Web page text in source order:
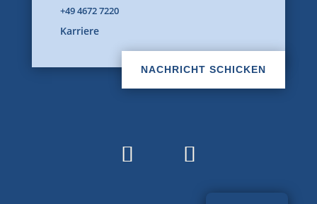
+49 4672 7220
Karriere
NACHRICHT SCHICKEN